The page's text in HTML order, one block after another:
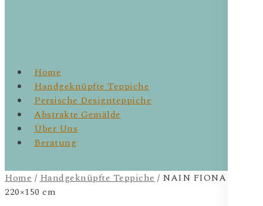
Home
Handgeknüpfte Teppiche
Persische Designteppiche
Abstrakte Gemälde
Über Uns
Beratung
Home /Handgeknüpfte Teppiche/ NAIN FIONA
220×150 cm